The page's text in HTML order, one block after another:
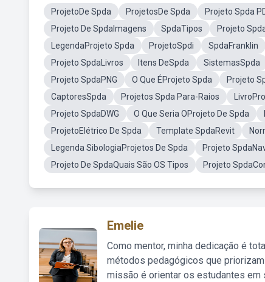
ProjetoDe Spda ProjetosDe Spda Projeto Spda
Projeto De SpdaImagens
SpdaTipos Projeto
LegendaProjeto Spda
ProjetoSpdi SpdaFranklin
Projeto SpdaLivros
Itens DeSpda SistemasSpda
Projeto SpdaPNG
O Que ÉProjeto Spda Projeto
CaptoresSpda
Projetos Spda Para-Raios
Projeto SpdaDWG
O Que Seria OProjeto De Spda
ProjetoElétrico De Spda
Template SpdaRevit
Legenda SibologiaProjetos De Spda
Projeto
Projeto De SpdaQuais São OS Tipos
Projeto
Emelie
Como mentor, minha dedicação é
métodos pedagógicos que
missão é orientar os estudantes em